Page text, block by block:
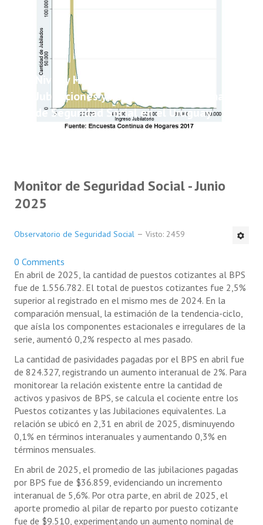
Nivel y Heterogeneidad de las
Jubilaciones y Pensiones del Sistema
de Seguridad Social en el Uruguay
Monitor de Seguridad Social - Junio
2025
Observatorio de Seguridad Social Visto: 2459
0 Comments
En abril de 2025, la cantidad de puestos cotizantes al BPS
fue de 1.556.782. El total de puestos cotizantes fue 2,5%
superior al registrado en el mismo mes de 2024. En la
comparación mensual, la estimación de la tendencia-ciclo,
que aísla los componentes estacionales e irregulares de la
serie, aumentó 0,2% respecto al mes pasado.
La cantidad de pasividades pagadas por el BPS en abril fue
de 824.327, registrando un aumento interanual de 2%. Para
monitorear la relación existente entre la cantidad de
activos y pasivos de BPS, se calcula el cociente entre los
Puestos cotizantes y las Jubilaciones equivalentes. La
relación se ubicó en 2,31 en abril de 2025, disminuyendo
0,1% en términos interanuales y aumentando 0,3% en
términos mensuales.
En abril de 2025, el promedio de las jubilaciones pagadas
por BPS fue de $36.859, evidenciando un incremento
interanual de 5,6%. Por otra parte, en abril de 2025, el
aporte promedio al pilar de reparto por puesto cotizante
fue de $9.510, experimentando un aumento nominal de